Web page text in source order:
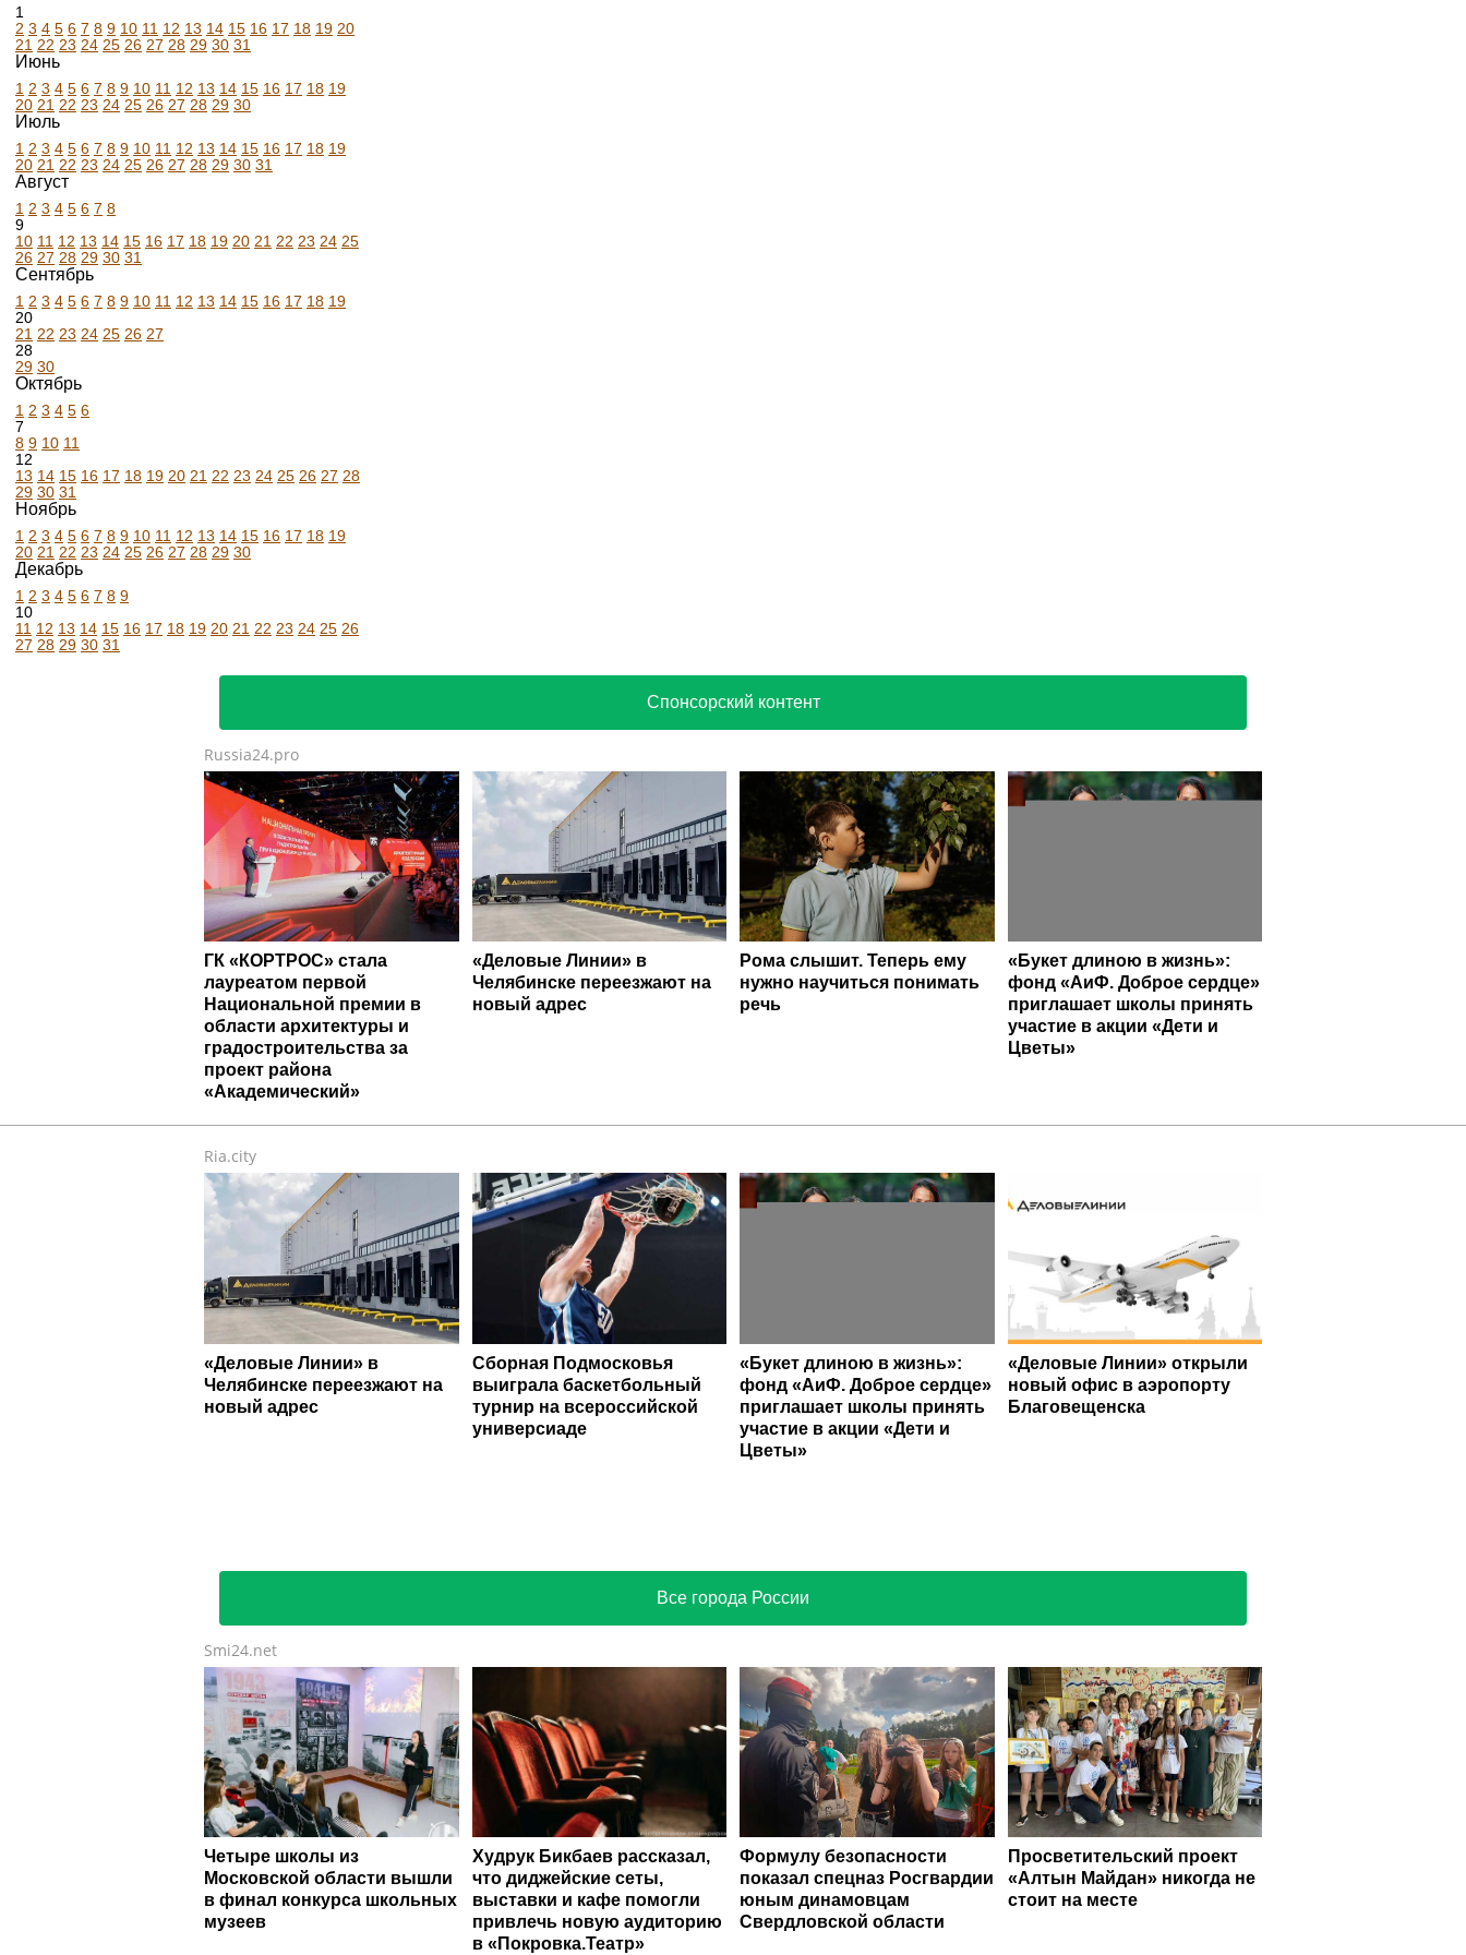
1
2 3 4 5 6 7 8 9 10 11 12 13 14 15 16 17 18 19 20
21 22 23 24 25 26 27 28 29 30 31
Июнь
1 2 3 4 5 6 7 8 9 10 11 12 13 14 15 16 17 18 19
20 21 22 23 24 25 26 27 28 29 30
Июль
1 2 3 4 5 6 7 8 9 10 11 12 13 14 15 16 17 18 19
20 21 22 23 24 25 26 27 28 29 30 31
Август
1 2 3 4 5 6 7 8
9
10 11 12 13 14 15 16 17 18 19 20 21 22 23 24 25
26 27 28 29 30 31
Сентябрь
1 2 3 4 5 6 7 8 9 10 11 12 13 14 15 16 17 18 19
20
21 22 23 24 25 26 27
28
29 30
Октябрь
1 2 3 4 5 6
7
8 9 10 11
12
13 14 15 16 17 18 19 20 21 22 23 24 25 26 27 28
29 30 31
Ноябрь
1 2 3 4 5 6 7 8 9 10 11 12 13 14 15 16 17 18 19
20 21 22 23 24 25 26 27 28 29 30
Декабрь
1 2 3 4 5 6 7 8 9
10
11 12 13 14 15 16 17 18 19 20 21 22 23 24 25 26
27 28 29 30 31
Спонсорский контент
Russia24.pro
ГК «КОРТРОС» стала
лауреатом первой
Национальной премии в
области архитектуры и
градостроительства за
проект района
«Академический»
«Деловые Линии» в
Челябинске переезжают на
новый адрес
Рома слышит. Теперь ему
нужно научиться понимать
речь
«Букет длиною в жизнь»:
фонд «АиФ. Доброе сердце»
приглашает школы принять
участие в акции «Дети и
Цветы»
Ria.city
«Деловые Линии» в
Челябинске переезжают на
новый адрес
Сборная Подмосковья
выиграла баскетбольный
турнир на всероссийской
универсиаде
«Букет длиною в жизнь»:
фонд «АиФ. Доброе сердце»
приглашает школы принять
участие в акции «Дети и
Цветы»
«Деловые Линии» открыли
новый офис в аэропорту
Благовещенска
Все города России
Smi24.net
Четыре школы из
Московской области вышли
в финал конкурса школьных
музеев
Худрук Бикбаев рассказал,
что диджейские сеты,
выставки и кафе помогли
привлечь новую аудиторию
в «Покровка.Театр»
Формулу безопасности
показал спецназ Росгвардии
юным динамовцам
Свердловской области
Просветительский проект
«Алтын Майдан» никогда не
стоит на месте